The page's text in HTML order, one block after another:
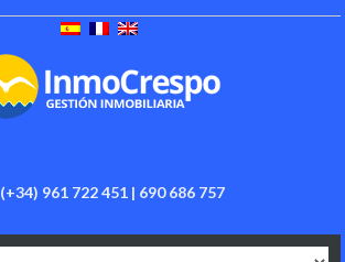
(+34) 961 722 451 | 690 686 757